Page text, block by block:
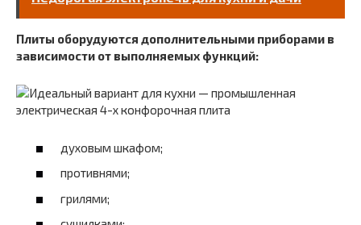
Плиты оборудуются дополнительными приборами в
зависимости от выполняемых функций:
духовым шкафом;
противнями;
грилями;